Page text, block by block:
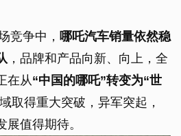
竞争中， 哪吒汽车销量依然稳
，品牌和产品向新、向上，全
在从“中国的哪吒”转变为“世
取得重大突破，异军突起，
值得期待。